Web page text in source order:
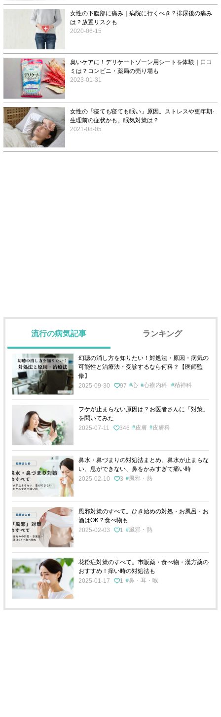
女性の下腹部に痛み｜病院に行くべき？排尿後の痛み
は？放置リスクも
2020-06-15
臭いケアに！デリケートゾーン用シートを体験｜口コ
ミは？コンビニ・薬局の売り場も
2023-01-31
女性の「寝ても寝ても眠い」原因。ストレスや更年期･
生理前の症状かも。眠気対策は？
2021-08-05
流行の病気記事 ランキング
幻聴の消し方を知りたい！対処法・原因・病気の
可能性と治療法・受診するなら何科？【医師監
修】
2025-09-30
97 心 心療内科 精神科
フケが止まらない原因は？お医者さんに「対策」
を聞いてみた
2025-07-11
346 皮膚 皮膚科
鼻水・鼻づまりの対処法まとめ。鼻水が止まらな
い、息ができない、鼻をかみすぎて痛い時
2025-02-10
3 風邪・熱
風邪対策のすべて。ひき始めの対処・お風呂・お
酒はOK？食べ物も
2025-02-03
1 風邪・熱
花粉症対策のすべて。市販薬・食べ物・漢方薬の
おすすめ！痒い時の対処法も
2025-01-17
1 鼻・耳・喉